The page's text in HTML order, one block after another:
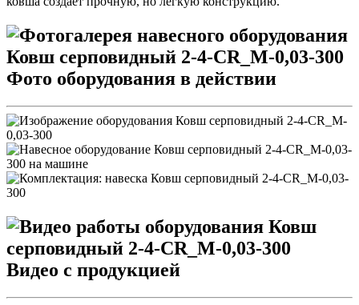
Фото оборудования в действии
Видео с продукцией